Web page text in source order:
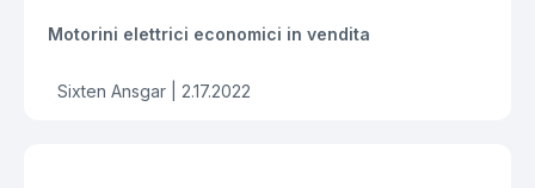
Motorini elettrici economici in vendita
Sixten Ansgar | 2.17.2022